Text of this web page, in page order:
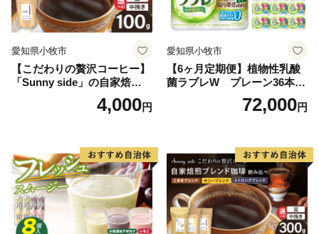
愛知県小牧市
【こだわりの贅沢コーヒー】
「Sunny side」の自家焙煎珈
琲ストロングブレンド（100
4,000円
愛知県小牧市
【6ヶ月定期便】植物性乳酸
菌ラブレW プレーン36本
72,000円